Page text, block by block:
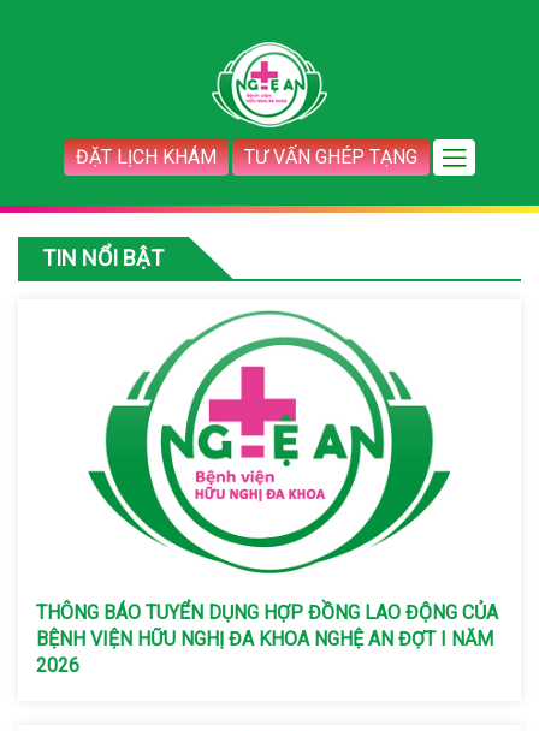
ĐẶT LỊCH KHÁM TƯ VẤN GHÉP TẠNG
TIN NỔI BẬT
THÔNG BÁO TUYỂN DỤNG HỢP ĐỒNG LAO ĐỘNG CỦA
BỆNH VIỆN HỮU NGHỊ ĐA KHOA NGHỆ AN ĐỢT I NĂM
2026